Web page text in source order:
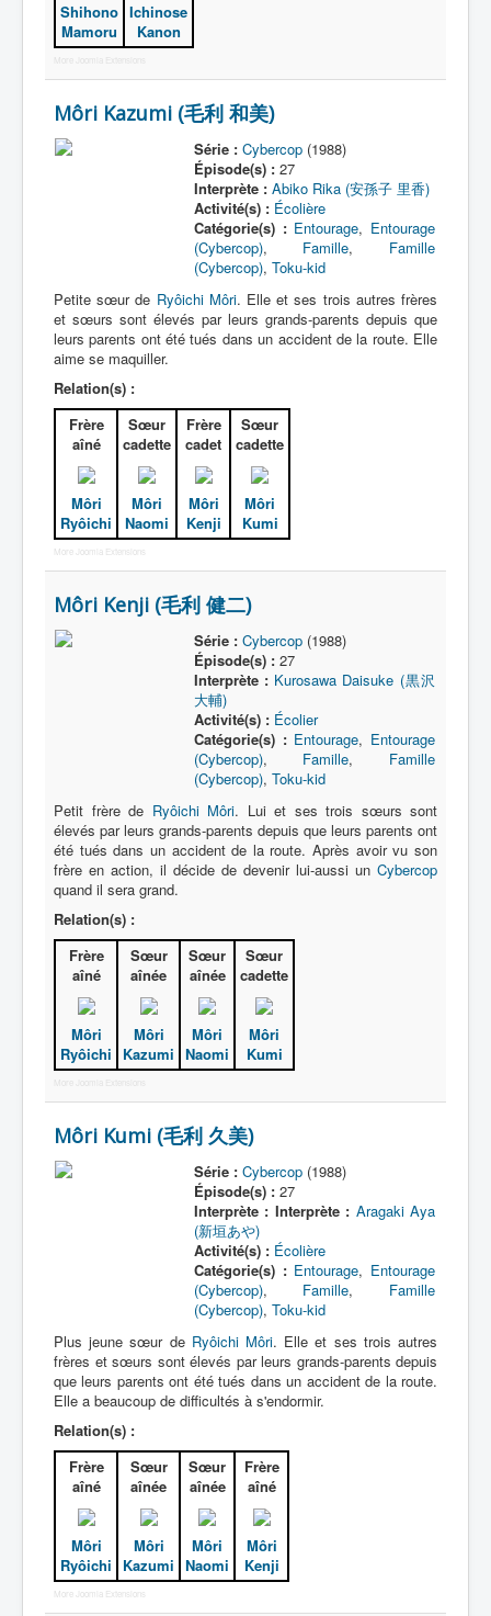
Shihono
Mamoru
Ichinose
Kanon
More Joomla Extensions
Môri Kazumi (毛利 和美)
Série : Cybercop(1988)
Épisode(s) :27
Interprète : Abiko Rika (安孫子 里香)
Activité(s) : Écolière
Catégorie(s) : Entourage, Entourage
(Cybercop), Famille, Famille
(Cybercop), Toku-kid
Petite sœur de Ryôichi Môri. Elle et ses trois autres frères
et sœurs sont élevés par leurs grands-parents depuis que
leurs parents ont été tués dans un accident de la route. Elle
aime se maquiller.
Relation(s) :
Frère
aîné
Môri
Ryôichi
Sœur
cadette
Môri
Naomi
Frère
cadet
Môri
Kenji
Sœur
cadette
Môri
Kumi
More Joomla Extensions
Môri Kenji (毛利 健二)
Série : Cybercop(1988)
Épisode(s) :27
Interprète : Kurosawa Daisuke (黒沢
大輔)
Activité(s) : Écolier
Catégorie(s) : Entourage, Entourage
(Cybercop), Famille, Famille
(Cybercop), Toku-kid
Petit frère de Ryôichi Môri. Lui et ses trois sœurs sont
élevés par leurs grands-parents depuis que leurs parents ont
été tués dans un accident de la route. Après avoir vu son
frère en action, il décide de devenir lui-aussi un Cybercop
quand il sera grand.
Relation(s) :
Frère
aîné
Môri
Ryôichi
Sœur
aînée
Môri
Kazumi
Sœur
aînée
Môri
Naomi
Sœur
cadette
Môri
Kumi
More Joomla Extensions
Môri Kumi (毛利 久美)
Série : Cybercop(1988)
Épisode(s) :27
Interprète : Interprète : Aragaki Aya
(新垣あや)
Activité(s) : Écolière
Catégorie(s) : Entourage, Entourage
(Cybercop), Famille, Famille
(Cybercop), Toku-kid
Plus jeune sœur de Ryôichi Môri. Elle et ses trois autres
frères et sœurs sont élevés par leurs grands-parents depuis
que leurs parents ont été tués dans un accident de la route.
Elle a beaucoup de difficultés à s'endormir.
Relation(s) :
Frère
aîné
Môri
Ryôichi
Sœur
aînée
Môri
Kazumi
Sœur
aînée
Môri
Naomi
Frère
aîné
Môri
Kenji
More Joomla Extensions